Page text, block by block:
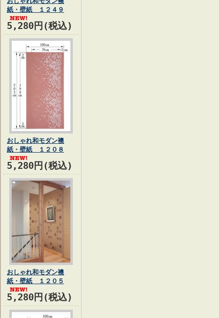
紙・壁紙 １２４９
5,280円(税込)
おしゃれ和モダン襖
紙・壁紙 １２０８
5,280円(税込)
おしゃれ和モダン襖
紙・壁紙 １２０５
5,280円(税込)